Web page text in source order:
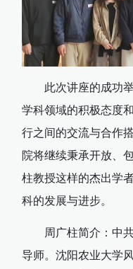
此次讲座的成功
学科领域的积极态度
行之间的交流与合作
院将继续秉承开放、
柱教授这样的杰出学
科的发展与进步。
周广柱简介：中
导师。沈阳农业大学